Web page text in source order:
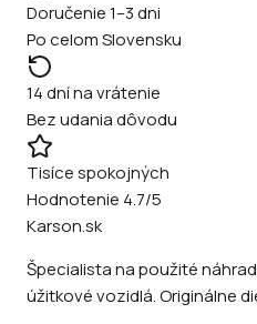
Doručenie 1–3 dni
Po celom Slovensku
14 dní na vrátenie
Bez udania dôvodu
Tisíce spokojných
Hodnotenie 4.7/5
Karson.sk
Špecialista na použité
úžitkové vozidlá. Originálne